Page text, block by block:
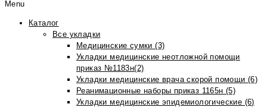
Menu
Каталог
Все укладки
Медицинские сумки (3)
Укладки медицинские неотложной помощи
приказ №1183н(2)
Укладки медицинские врача скорой помощи (6)
Реанимационные наборы приказ 1165н (5)
Укладки медицинские эпидемиологические (6)